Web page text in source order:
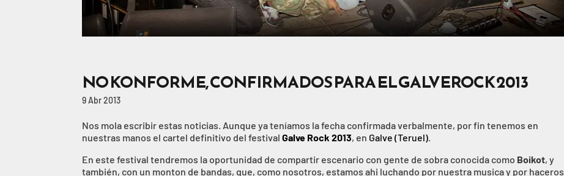
NO KONFORME, CONFIRMADOS PARA EL GALVEROCK 2013
9 Abr 2013
Nos mola escribir estas noticias. Aunque ya teníamos la fecha confirmada verbalmente, por fin tenemos en
nuestras manos el cartel definitivo del festivalGalve Rock 2013, en Galve (Teruel).
En este festival tendremos la oportunidad de compartir escenario con gente de sobra conocida como Boikot, y
también, con un monton de bandas, que, como nosotros, estamos ahi luchando por nuestra musica y por haceros